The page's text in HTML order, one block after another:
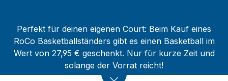
Perfekt für deinen eigenen Court: Beim Kauf eines
RoCo Basketballständers gibt es einen Basketball im
Wert von 27,95 € geschenkt. Nur für kurze Zeit und
solange der Vorrat reicht!